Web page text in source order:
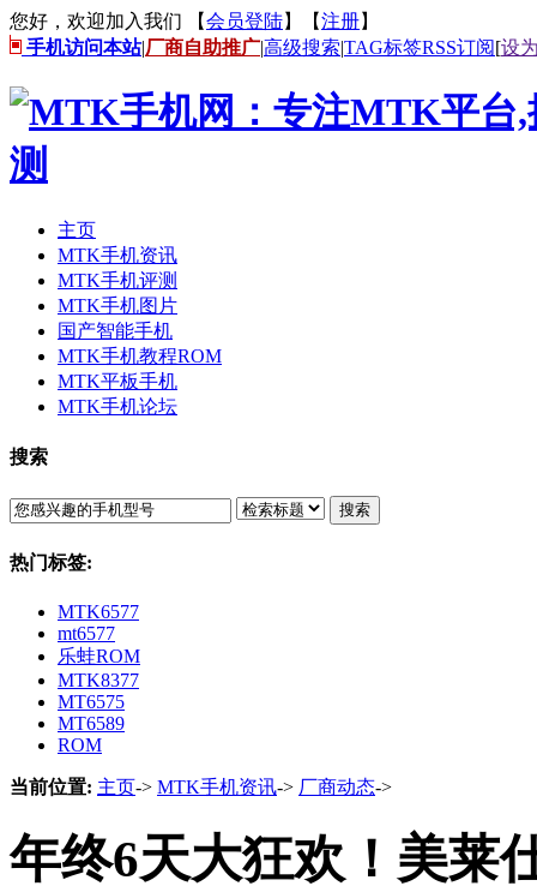
您好，欢迎加入我们 【会员登陆】【注册】
手机访问本站|厂商自助推广|高级搜索|TAG标签RSS订阅[设
主页
MTK手机资讯
MTK手机评测
MTK手机图片
国产智能手机
MTK手机教程ROM
MTK平板手机
MTK手机论坛
搜索
搜索
热门标签:
MTK6577
mt6577
乐蛙ROM
MTK8377
MT6575
MT6589
ROM
当前位置: 主页-> MTK手机资讯-> 厂商动态->
年终6天大狂欢！美莱